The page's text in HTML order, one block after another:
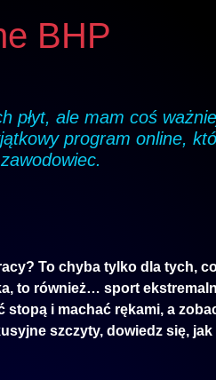
BHP
płyt, ale mam coś
program online,
To chyba tylko dla tych,
to również… sport
stopą i machać rękami, a
szczyty, dowiedz się, jak